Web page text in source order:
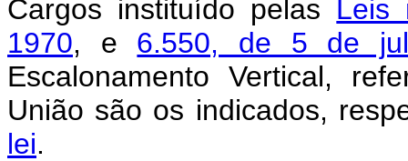
Cargos instituído pelas Leis
1970, e 6.550, de 5 de
Escalonamento Vertical,
União são os indicados,
lei.